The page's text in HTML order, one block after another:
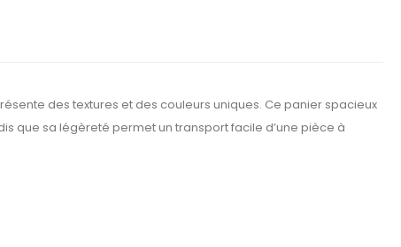
des textures et des couleurs uniques. Ce panier spacieux
que sa légèreté permet un transport facile d’une pièce à